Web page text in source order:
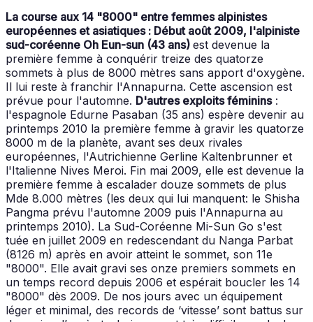
La course aux 14 "8000" entre femmes alpinistes
européennes et asiatiques : Début août 2009, l'alpiniste
sud-coréenne Oh Eun-sun (43 ans) est devenue la
première femme à conquérir treize des quatorze
sommets à plus de 8000 mètres sans apport d'oxygène.
Il lui reste à franchir l'Annapurna. Cette ascension est
prévue pour l'automne. D'autres exploits féminins:
l'espagnole Edurne Pasaban (35 ans) espère devenir au
printemps 2010 la première femme à gravir les quatorze
8000 m de la planète, avant ses deux rivales
européennes, l'Autrichienne Gerline Kaltenbrunner et
l'Italienne Nives Meroi. Fin mai 2009, elle est devenue la
première femme à escalader douze sommets de plus
Mde 8.000 mètres (les deux qui lui manquent: le Shisha
Pangma prévu l'automne 2009 puis l'Annapurna au
printemps 2010). La Sud-Coréenne Mi-Sun Go s'est
tuée en juillet 2009 en redescendant du Nanga Parbat
(8126 m) après en avoir atteint le sommet, son 11e
"8000". Elle avait gravi ses onze premiers sommets en
un temps record depuis 2006 et espérait boucler les 14
"8000" dès 2009. De nos jours avec un équipement
léger et minimal, des records de ‘vitesse’ sont battus sur